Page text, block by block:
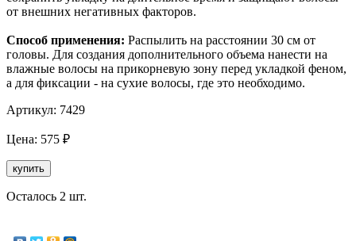
от внешних негативных факторов.
Способ применения: Распылить на расстоянии 30 см от
головы. Для создания дополнительного объема нанести на
влажные волосы на прикорневую зону перед укладкой феном,
а для фиксации - на сухие волосы, где это необходимо.
Артикул: 7429
Цена: 575 ₽
купить
Осталось 2 шт.